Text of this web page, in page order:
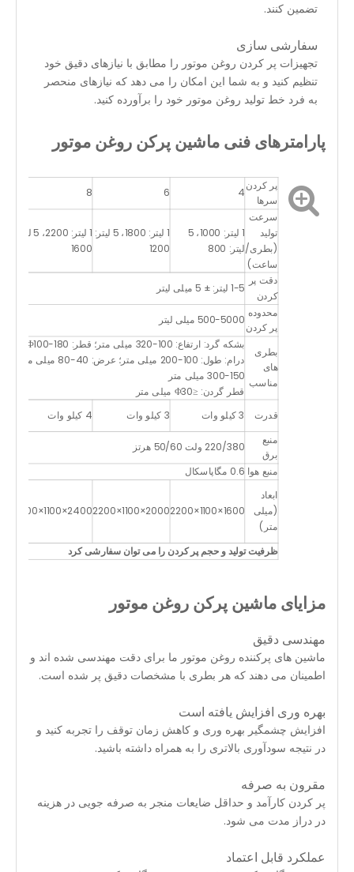
تضمین کنند.
سفارشی سازی
تجهیزات پر کردن روغن موتور را مطابق با نیازهای دقیق خود
تنظیم کنید و به شما این امکان را می دهد که نیازهای منحصر
به فرد خط تولید روغن موتور خود را برآورده کنید.
پارامترهای فنی ماشین پرکن روغن موتور
پر کردن
سرها
4
6
8
سرعت
تولید
(بطری/
ساعت)
1 لیتر: 1000، 5
لیتر: 800
1 لیتر: 1800، 5 لیتر:
1200
1 لیتر: 2200، 5 لیتر:
1600
دقت پر
کردن
1-5 لیتر: ± 5 میلی لیتر
محدوده
پر کردن
500-5000 میلی لیتر
بطری
های
مناسب
بشکه گرد: ارتفاع: 100-320 میلی متر؛ قطر: Φ100-180 میلی متر
درام: طول: 100-200 میلی متر؛ عرض: 40-80 میلی
150-300 میلی متر
قطر گردن: ≤Φ30 میلی متر
قدرت
3 کیلو وات 3 کیلو وات 4 کیلو وات
منبع
برق
220/380 ولت 50/60 هرتز
منبع هوا 0.6 مگاپاسکال
ابعاد
(میلی
متر)
1600×1100×2200
2000×1100×2200
2400×1100×2200
ظرفیت تولید و حجم پر کردن را می توان سفارشی کرد
مزایای ماشین پرکن روغن موتور
مهندسی دقیق
ماشین های پرکننده روغن موتور ما برای دقت مهندسی شده اند و
اطمینان می دهند که هر بطری با مشخصات دقیق پر شده است.
بهره وری افزایش یافته است
افزایش چشمگیر بهره وری و کاهش زمان توقف را تجربه کنید و
در نتیجه سودآوری بالاتری را به همراه داشته باشید.
مقرون به صرفه
پر کردن کارآمد و حداقل ضایعات منجر به صرفه جویی در هزینه
در دراز مدت می شود.
عملکرد قابل اعتماد